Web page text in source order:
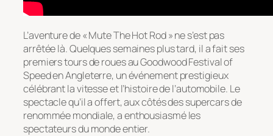
L’aventure de « Mute The Hot Rod » ne s’est pas
arrêtée là. Quelques semaines plus tard, il a fait ses
premiers tours de roues au Goodwood Festival of
Speed en Angleterre, un événement prestigieux
célébrant la vitesse et l’histoire de l’automobile. Le
spectacle qu’il a offert, aux côtés des supercars de
renommée mondiale, a enthousiasmé les
spectateurs du monde entier.